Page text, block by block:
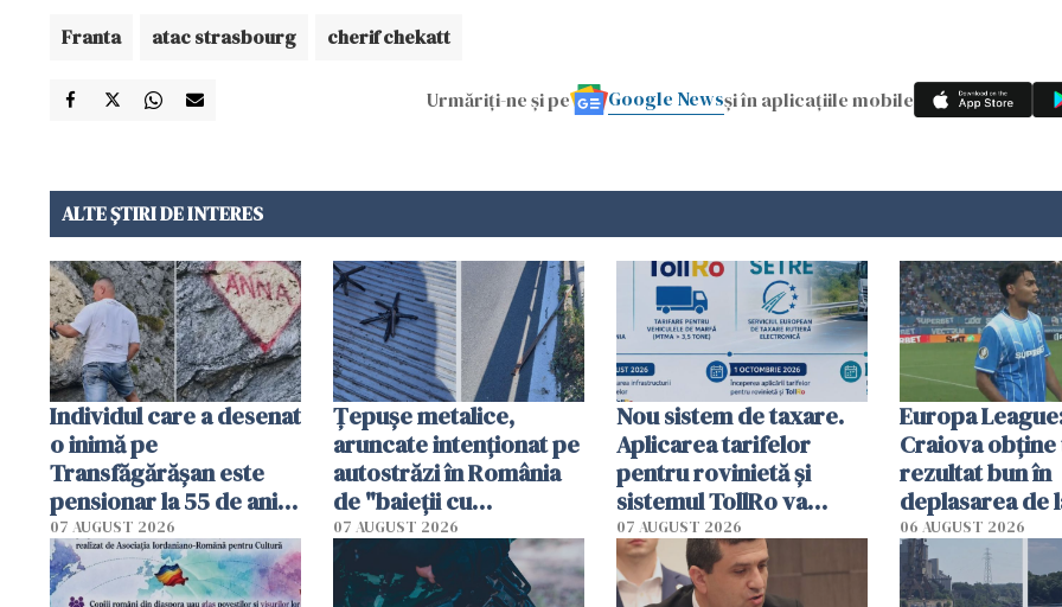
Franta atac strasbourg cherif chekatt
Urmăriți-ne și pe Google Newsși în aplicațiile mobile
ALTE ȘTIRI DE INTERES
Individul care a desenat
o inimă pe
Transfăgărășan este
pensionar la 55 de ani.
Poliția l-a identificat
07 AUGUST 2026
Țepușe metalice,
aruncate intenționat pe
autostrăzi în România
de "baieții cu
platforme": "Mi-au
cerut 1200 lei să mă
tracteze"
07 AUGUST 2026
Nou sistem de taxare.
Aplicarea tarifelor
pentru rovinietă şi
sistemul TollRo va
începe la 1 octombrie
07 AUGUST 2026
Europa
Craiova obține
rezultat bun în
deplasarea de
06 AUGUST 2026